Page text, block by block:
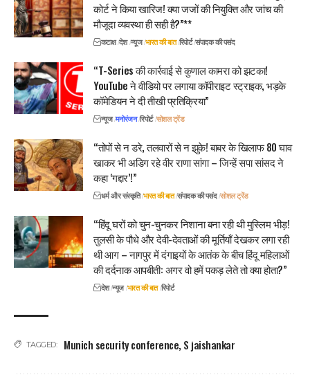
कोर्ट ने किया खारिज! क्या जजों की नियुक्ति और जांच की
मौजूदा व्यवस्था ही सही है?”**
कटाक्ष देश न्यूज भारत की बात रिपोर्ट संपादक की पसंद
“T-Series की कार्रवाई से कुणाल कामरा को झटका!
YouTube ने वीडियो पर लगाया कॉपीराइट स्ट्राइक, भड़के
कॉमेडियन ने दी तीखी प्रतिक्रिया”
न्यूज मनोरंजन रिपोर्ट सोशल ट्रेंड
“तोपों से न डरे, तलवारों से न झुके! बाबर के खिलाफ 80 घाव
खाकर भी अडिग रहे वीर राणा सांगा – जिन्हें सपा सांसद ने
कहा ‘गद्दार’!”
धर्म और संस्कृति भारत की बात संपादक की पसंद सोशल ट्रेंड
“हिंदू घरों को चुन-चुनकर निशाना बना रही थी मुस्लिम भीड़!
तुलसी के पौधे और देवी-देवताओं की मूर्तियाँ देखकर लगा रही
थी आग – नागपुर में दंगाइयों के आतंक के बीच हिंदू महिलाओं
की दर्दनाक आपबीती: अगर वो हमें पकड़ लेते तो क्या होता?”
देश न्यूज भारत की बात रिपोर्ट
TAGGED: Munich security conference, S jaishankar